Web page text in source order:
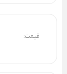
قیمت: